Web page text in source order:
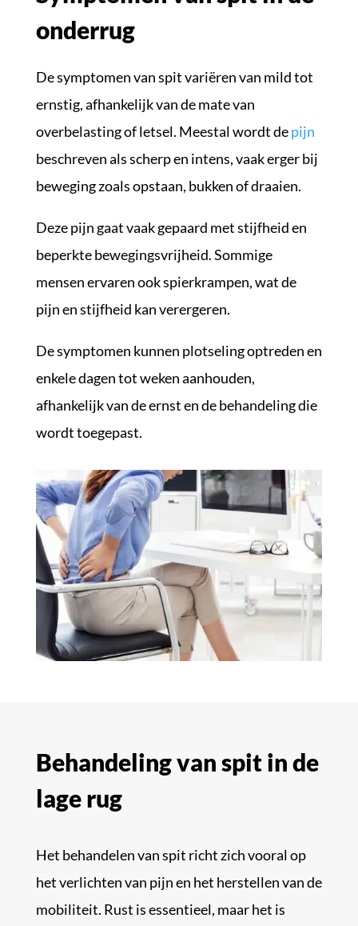
onderrug
De symptomen van spit variëren van mild tot
ernstig, afhankelijk van de mate van
overbelasting of letsel. Meestal wordt depijn
beschreven als scherp en intens, vaak erger bij
beweging zoals opstaan, bukken of draaien.
Deze pijn gaat vaak gepaard met stijfheid en
beperkte bewegingsvrijheid. Sommige
mensen ervaren ook spierkrampen, wat de
pijn en stijfheid kan verergeren.
De symptomen kunnen plotseling optreden en
enkele dagen tot weken aanhouden,
afhankelijk van de ernst en de behandeling die
wordt toegepast.
Behandeling van spit in de
lage rug
Het behandelen van spit richt zich vooral op
het verlichten van pijn en het herstellen van de
mobiliteit. Rust is essentieel, maar het is